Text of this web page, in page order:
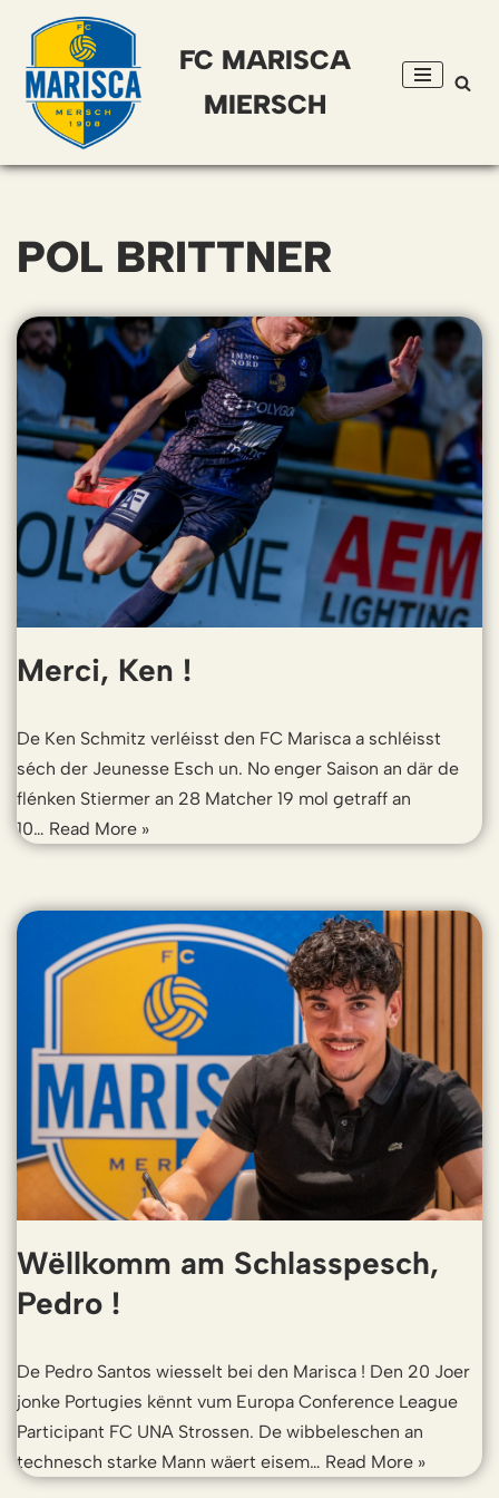
Skip
to
content
FC MARISCA
MIERSCH
POL BRITTNER
Merci, Ken !
De Ken Schmitz verléisst den FC Marisca a schléisst
séch der Jeunesse Esch un. No enger Saison an där de
flénken Stiermer an 28 Matcher 19 mol getraff an
10… Read More »
Wëllkomm am Schlasspesch,
Pedro !
De Pedro Santos wiesselt bei den Marisca ! Den 20 Joer
jonke Portugies kënnt vum Europa Conference League
Participant FC UNA Strossen. De wibbeleschen an
technesch starke Mann wäert eisem… Read More »